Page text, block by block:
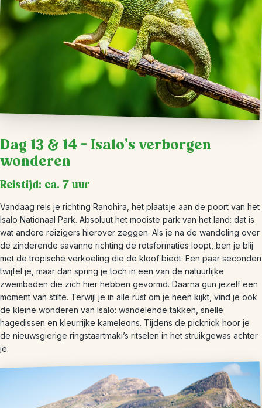
Dag 13 & 14 – Isalo’s verborgen
wonderen
Reistijd: ca. 7 uur
Vandaag reis je richting Ranohira, het plaatsje aan de poort van het
Isalo Nationaal Park. Absoluut het mooiste park van het land: dat is
wat andere reizigers hierover zeggen. Als je na de wandeling over
de zinderende savanne richting de rotsformaties loopt, ben je blij
met de tropische verkoeling die de kloof biedt. Een paar seconden
twijfel je, maar dan spring je toch in een van de natuurlijke
zwembaden die zich hier hebben gevormd. Daarna gun jezelf een
moment van stilte. Terwijl je in alle rust om je heen kijkt, vind je ook
de kleine wonderen van Isalo: wandelende takken, snelle
hagedissen en kleurrijke kameleons. Tijdens de picknick hoor je
de nieuwsgierige ringstaartmaki’s ritselen in het struikgewas achter
je.